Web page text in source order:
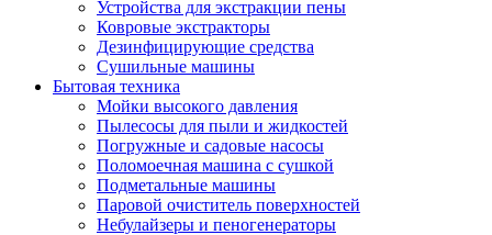
Устройства для экстракции пены
Ковровые экстракторы
Дезинфицирующие средства
Сушильные машины
Бытовая техника
Мойки высокого давления
Пылесосы для пыли и жидкостей
Погружные и садовые насосы
Поломоечная машина с сушкой
Подметальные машины
Паровой очиститель поверхностей
Небулайзеры и пеногенераторы